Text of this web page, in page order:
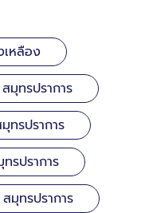
หลือง
มุทรปราการ
ทรปราการ
รปราการ
มุทรปราการ